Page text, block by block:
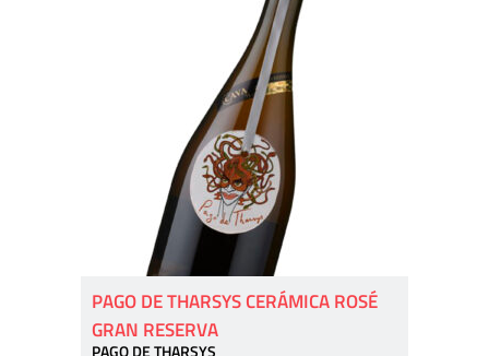
PAGO DE THARSYS CERÁMICA ROSÉ
GRAN RESERVA
PAGO DE THARSYS